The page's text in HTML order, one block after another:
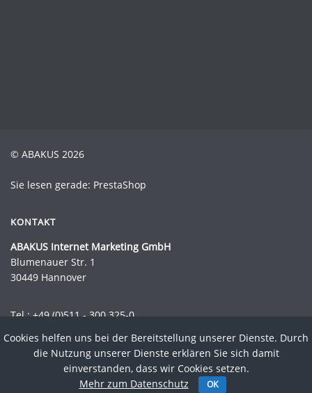
© ABAKUS 2026
Sie lesen gerade: PrestaShop
KONTAKT
ABAKUS Internet Marketing GmbH
Blumenauer Str. 1
30449 Hannover
Tel.: +49 (0)511 - 300 325-0
Mail:info@abakus-internet-marketing.de
Datenschutz AGB Newsletter Kontakt Sitemap
Cookies helfen uns bei der Bereitstellung unserer Dienste. Durch
die Nutzung unserer Dienste erklären Sie sich damit
einverstanden, dass wir Cookies setzen.
Mehr zum Datenschutz
OK